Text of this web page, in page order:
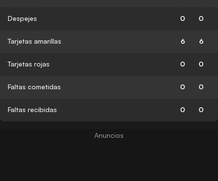
Despejes 0 0
Tarjetas amarillas 6 6
Tarjetas rojas 0 0
Faltas cometidas 0 0
Faltas recibidas 0 0